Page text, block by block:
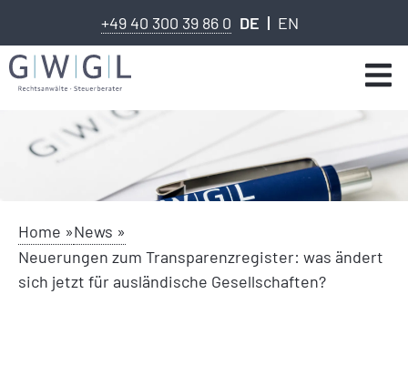
+49 40 300 39 86 0 DE EN
Home »News »
Neuerungen zum Transparenzregister: was ändert
sich jetzt für ausländische Gesellschaften?